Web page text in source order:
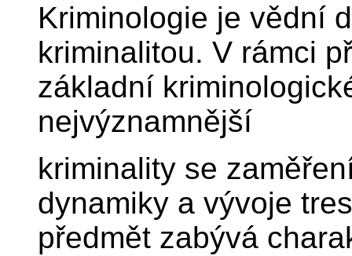
Kriminologie je vědní
kriminalitou. V rámci
základní
nejvýznamnější
kriminality se
dynamiky a vývoje
předmět zabývá